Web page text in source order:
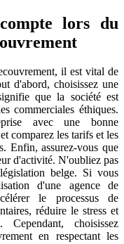
lors du
il est vital de
d'abord, choisissez une
que la société est
commerciales éthiques.
avec une bonne
comparez les tarifs et les
Enfin, assurez-vous que
d'activité. N'oubliez pas
belge. Si vous
d'une agence de
le processus de
réduire le stress et
choisissez
en respectant les